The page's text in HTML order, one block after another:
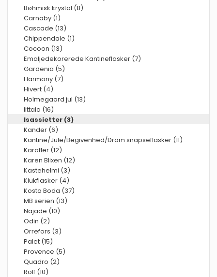
Bøhmisk krystal (8)
Carnaby (1)
Cascade (13)
Chippendale (1)
Cocoon (13)
Emaljedekorerede Kantineflasker (7)
Gardenia (5)
Harmony (7)
Hivert (4)
Holmegaard jul (13)
Iittala (16)
Isassietter (3)
Kander (6)
Kantine/Jule/Begivenhed/Dram snapseflasker (11)
Karafler (12)
Karen Blixen (12)
Kastehelmi (3)
Klukflasker (4)
Kosta Boda (37)
MB serien (13)
Najade (10)
Odin (2)
Orrefors (3)
Palet (15)
Provence (5)
Quadro (2)
Rolf (10)